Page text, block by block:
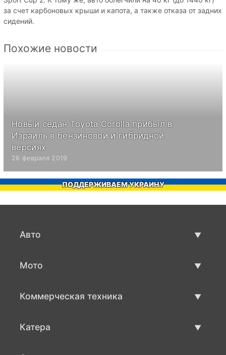
за счет карбоновых крыши и капота, а также отказа от задних
сидений.
Похожие новости
Новый седан Toyota Corolla прибыл в
Израиль в бензиновой и гибридной
версиях
26 февраля 2019
ПОДДЕРЖИВАЕМ УКРАИНУ
Авто
Мото
Коммерческая техника
Катера